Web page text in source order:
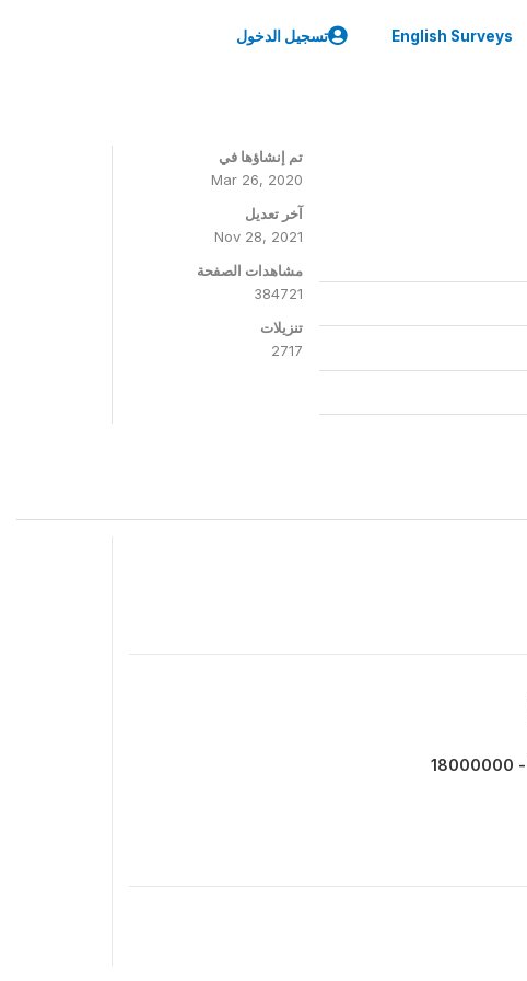
English Surveys تسجيل الدخول
تم إنشاؤها في
Mar 26, 2020
آخر تعديل
Nov 28, 2021
مشاهدات الصفحة
384721
تنزيلات
2717